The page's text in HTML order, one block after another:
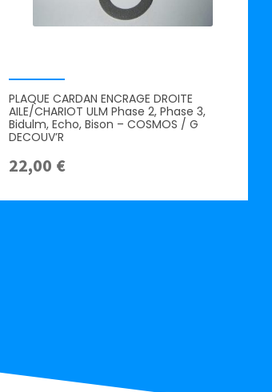
PLAQUE CARDAN ENCRAGE DROITE
AILE/CHARIOT ULM Phase 2, Phase 3,
Bidulm, Echo, Bison – COSMOS / G
DECOUV’R
22,00 €